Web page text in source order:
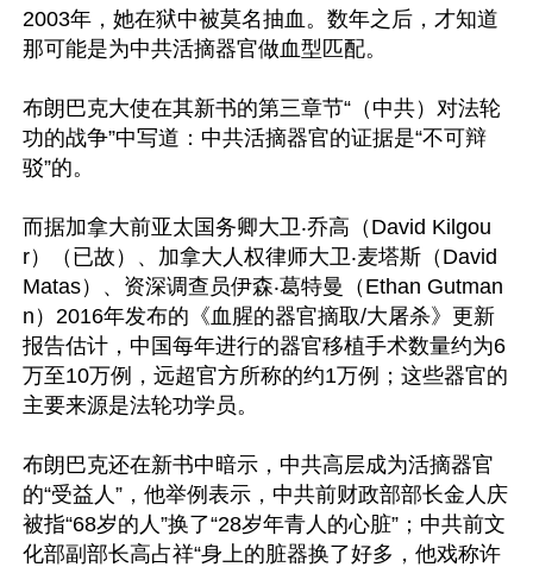
2003年，她在狱中被莫名抽血。数年之后，才知道
那可能是为中共活摘器官做血型匹配。
布朗巴克大使在其新书的第三章节“（中共）对法轮
功的战争”中写道：中共活摘器官的证据是“不可辩
驳”的。
而据加拿大前亚太国务卿大卫‧乔高（David Kilgou
r）（已故）、加拿大人权律师大卫‧麦塔斯（David
Matas）、资深调查员伊森‧葛特曼（Ethan Gutman
n）2016年发布的《血腥的器官摘取/大屠杀》更新
报告估计，中国每年进行的器官移植手术数量约为6
万至10万例，远超官方所称的约1万例；这些器官的
主要来源是法轮功学员。
布朗巴克还在新书中暗示，中共高层成为活摘器官
的“受益人”，他举例表示，中共前财政部部长金人庆
被指“68岁的人”换了“28岁年青人的心脏”；中共前文
化部副部长高占祥“身上的脏器换了好多，他戏称许